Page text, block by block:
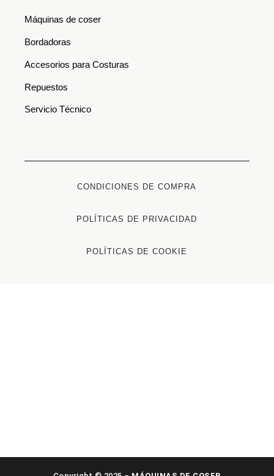
Máquinas de coser
Bordadoras
Accesorios para Costuras
Repuestos
Servicio Técnico
CONDICIONES DE COMPRA
POLÍTICAS DE PRIVACIDAD
POLÍTICAS DE COOKIE